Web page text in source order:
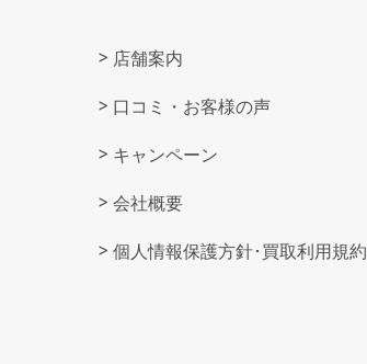
店舗案内
口コミ・お客様の声
キャンペーン
会社概要
個人情報保護方針･買取利用規約